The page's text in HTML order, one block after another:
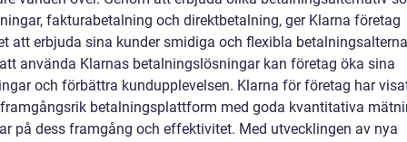
fakturabetalning och direktbetalning, ger Klarna företag
att erbjuda sina kunder smidiga och flexibla
använda Klarnas betalningslösningar kan företag öka sina
och förbättra kundupplevelsen. Klarna för företag har
betalningsplattform med goda kvantitativa
på dess framgång och effektivitet. Med utvecklingen av nya